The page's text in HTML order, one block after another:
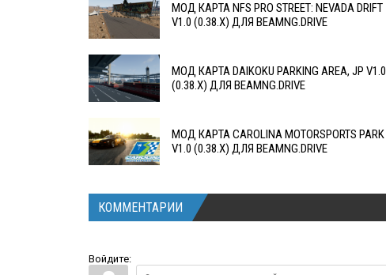
МОД КАРТА NFS PRO STREET: NEVADA DRIFT
V1.0 (0.38.X) ДЛЯ BEAMNG.DRIVE
МОД КАРТА DAIKOKU PARKING AREA, JP V1.0
(0.38.X) ДЛЯ BEAMNG.DRIVE
МОД КАРТА CAROLINA MOTORSPORTS PARK
V1.0 (0.38.X) ДЛЯ BEAMNG.DRIVE
КОММЕНТАРИИ
Войдите: